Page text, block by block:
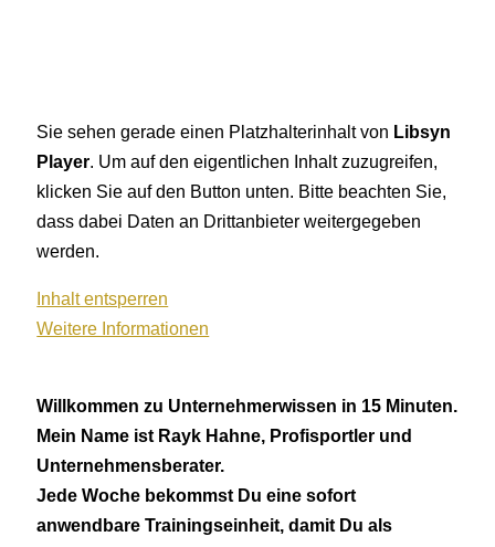
Sie sehen gerade einen Platzhalterinhalt von Libsyn
Player. Um auf den eigentlichen Inhalt zuzugreifen,
klicken Sie auf den Button unten. Bitte beachten Sie,
dass dabei Daten an Drittanbieter weitergegeben
werden.
Inhalt entsperren
Weitere Informationen
Willkommen zu Unternehmerwissen in 15 Minuten.
Mein Name ist Rayk Hahne, Profisportler und
Unternehmensberater.
Jede Woche bekommst Du eine sofort
anwendbare Trainingseinheit, damit Du als